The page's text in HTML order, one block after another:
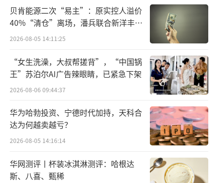
以盘后股价来看，英伟达已突破1000美
元，过高股价无疑会提升投资者的交易门槛，
且不利于保持活跃的交投水平。历史上，苹
果、谷歌、亚马逊、特斯拉等公司，都曾选择
拆股以降低股价，并都在拆股后迎来了股价的
继续上涨。
现在，黄仁勋也开始加入其中。
01
英伟达无疑成了佐证生成式AI商业价值的
最佳例证。
贝肯能源二次“易主”：原实控人溢价
40%“清仓”离场，潘兵联合新洋丰、
宏科百世拟入主
2026-08-05 14:11:25
“女生洗澡，大叔帮搓背”，“中国锅
王”苏泊尔AI广告辣眼睛，已紧急下架
2026-08-06 09:44:37
华为哈勃投资、宁德时代加持，天科合
达为何越卖越亏？
2026-08-05 14:16:14
华网测评丨杯装冰淇淋测评：哈根达
斯、八喜、甄稀